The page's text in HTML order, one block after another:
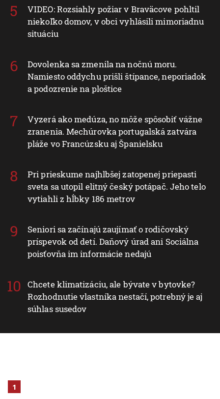
VIDEO: Rozsiahly požiar v Braväcove pohltil
niekoľko domov, v obci vyhlásili mimoriadnu
situáciu
Dovolenka sa zmenila na nočnú moru.
Namiesto oddychu prišli štípance, neporiadok
a podozrenie na ploštice
Vyzerá ako medúza, no môže spôsobiť vážne
zranenia. Mechúrovka portugalská zatvára
pláže vo Francúzsku aj Španielsku
Pri prieskume najhlbšej zatopenej priepasti
sveta sa utopil elitný český potápač. Jeho telo
vytiahli z hĺbky 186 metrov
Seniori sa začínajú zaujímať o rodičovský
príspevok od detí. Daňový úrad ani Sociálna
poisťovňa im informácie nedajú
Chcete klimatizáciu, ale bývate v bytovke?
Rozhodnutie vlastníka nestačí, potrebný je aj
súhlas susedov
1